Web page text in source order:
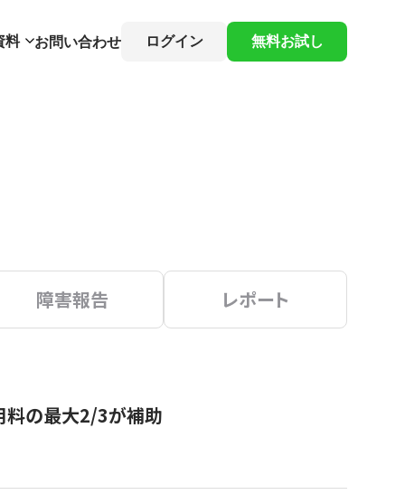
料 お問い合わせ ログイン 無料お試し
障害報告 レポート
料の最大2/3が補助